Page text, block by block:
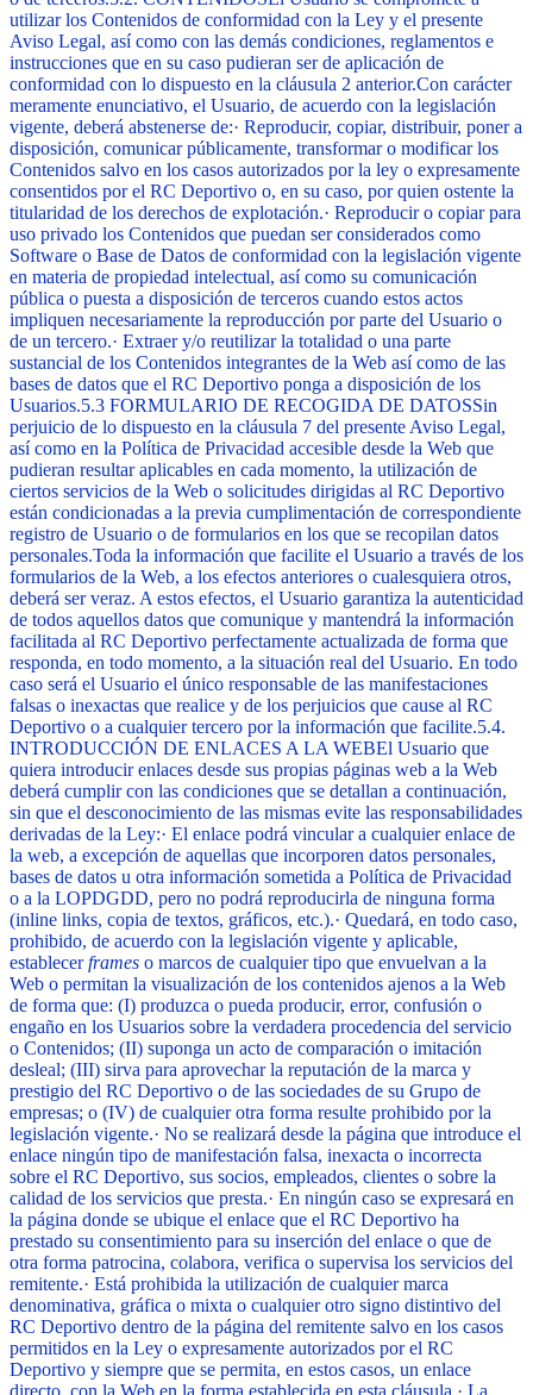
utilizar los Contenidos de conformidad con la Ley y el presente
Aviso Legal, así como con las demás condiciones, reglamentos e
instrucciones que en su caso pudieran ser de aplicación de
conformidad con lo dispuesto en la cláusula 2 anterior.Con carácter
meramente enunciativo, el Usuario, de acuerdo con la legislación
vigente, deberá abstenerse de:· Reproducir, copiar, distribuir, poner a
disposición, comunicar públicamente, transformar o modificar los
Contenidos salvo en los casos autorizados por la ley o expresamente
consentidos por el RC Deportivo o, en su caso, por quien ostente la
titularidad de los derechos de explotación.· Reproducir o copiar para
uso privado los Contenidos que puedan ser considerados como
Software o Base de Datos de conformidad con la legislación vigente
en materia de propiedad intelectual, así como su comunicación
pública o puesta a disposición de terceros cuando estos actos
impliquen necesariamente la reproducción por parte del Usuario o
de un tercero.· Extraer y/o reutilizar la totalidad o una parte
sustancial de los Contenidos integrantes de la Web así como de las
bases de datos que el RC Deportivo ponga a disposición de los
Usuarios.5.3 FORMULARIO DE RECOGIDA DE DATOSSin
perjuicio de lo dispuesto en la cláusula 7 del presente Aviso Legal,
así como en la Política de Privacidad accesible desde la Web que
pudieran resultar aplicables en cada momento, la utilización de
ciertos servicios de la Web o solicitudes dirigidas al RC Deportivo
están condicionadas a la previa cumplimentación de correspondiente
registro de Usuario o de formularios en los que se recopilan datos
personales.Toda la información que facilite el Usuario a través de los
formularios de la Web, a los efectos anteriores o cualesquiera otros,
deberá ser veraz. A estos efectos, el Usuario garantiza la autenticidad
de todos aquellos datos que comunique y mantendrá la información
facilitada al RC Deportivo perfectamente actualizada de forma que
responda, en todo momento, a la situación real del Usuario. En todo
caso será el Usuario el único responsable de las manifestaciones
falsas o inexactas que realice y de los perjuicios que cause al RC
Deportivo o a cualquier tercero por la información que facilite.5.4.
INTRODUCCIÓN DE ENLACES A LA WEBEl Usuario que
quiera introducir enlaces desde sus propias páginas web a la Web
deberá cumplir con las condiciones que se detallan a continuación,
sin que el desconocimiento de las mismas evite las responsabilidades
derivadas de la Ley:· El enlace podrá vincular a cualquier enlace de
la web, a excepción de aquellas que incorporen datos personales,
bases de datos u otra información sometida a Política de Privacidad
o a la LOPDGDD, pero no podrá reproducirla de ninguna forma
(inline links, copia de textos, gráficos, etc.).· Quedará, en todo caso,
prohibido, de acuerdo con la legislación vigente y aplicable,
establecerframes o marcos de cualquier tipo que envuelvan a la
Web o permitan la visualización de los contenidos ajenos a la Web
de forma que: (I) produzca o pueda producir, error, confusión o
engaño en los Usuarios sobre la verdadera procedencia del servicio
o Contenidos; (II) suponga un acto de comparación o imitación
desleal; (III) sirva para aprovechar la reputación de la marca y
prestigio del RC Deportivo o de las sociedades de su Grupo de
empresas; o (IV) de cualquier otra forma resulte prohibido por la
legislación vigente.· No se realizará desde la página que introduce el
enlace ningún tipo de manifestación falsa, inexacta o incorrecta
sobre el RC Deportivo, sus socios, empleados, clientes o sobre la
calidad de los servicios que presta.· En ningún caso se expresará en
la página donde se ubique el enlace que el RC Deportivo ha
prestado su consentimiento para su inserción del enlace o que de
otra forma patrocina, colabora, verifica o supervisa los servicios del
remitente.· Está prohibida la utilización de cualquier marca
denominativa, gráfica o mixta o cualquier otro signo distintivo del
RC Deportivo dentro de la página del remitente salvo en los casos
permitidos en la Ley o expresamente autorizados por el RC
Deportivo y siempre que se permita, en estos casos, un enlace
directo, con la Web en la forma establecida en esta cláusula. · La